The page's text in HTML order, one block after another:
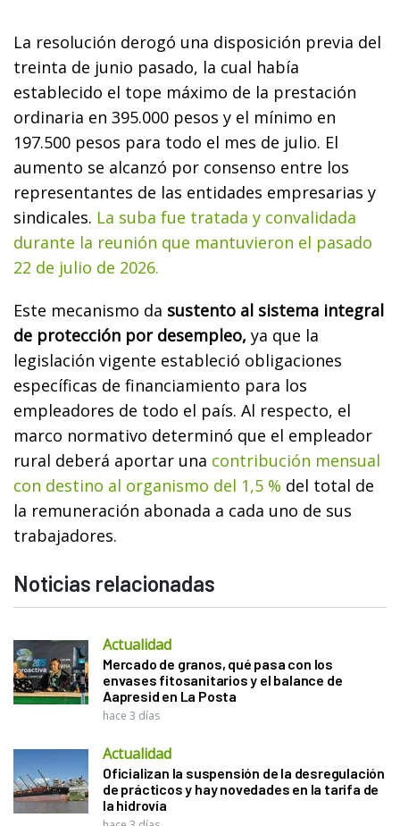
La resolución derogó una disposición previa del
treinta de junio pasado, la cual había
establecido el tope máximo de la prestación
ordinaria en 395.000 pesos y el mínimo en
197.500 pesos para todo el mes de julio. El
aumento se alcanzó por consenso entre los
representantes de las entidades empresarias y
sindicales. La suba fue tratada y convalidada
durante la reunión que mantuvieron el pasado
22 de julio de 2026.
Este mecanismo da sustento al sistema integral
de protección por desempleo, ya que la
legislación vigente estableció obligaciones
específicas de financiamiento para los
empleadores de todo el país. Al respecto, el
marco normativo determinó que el empleador
rural deberá aportar una contribución mensual
con destino al organismo del 1,5 % del total de
la remuneración abonada a cada uno de sus
trabajadores.
Noticias relacionadas
Actualidad
Mercado de granos, qué pasa con los
envases fitosanitarios y el balance de
Aapresid en La Posta
hace 3 días
Actualidad
Oficializan la suspensión de la desregulación
de prácticos y hay novedades en la tarifa de
la hidrovía